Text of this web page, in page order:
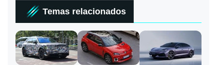
Temas relacionados